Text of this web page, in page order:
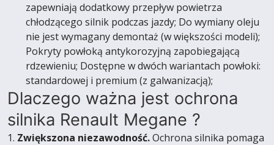
zapewniają dodatkowy przepływ powietrza
chłodzącego silnik podczas jazdy; Do wymiany oleju
nie jest wymagany demontaż (w większości modeli);
Pokryty powłoką antykorozyjną zapobiegającą
rdzewieniu; Dostępne w dwóch wariantach powłoki:
standardowej i premium (z galwanizacją);
Dlaczego ważna jest ochrona
silnika Renault Megane ?
1. Zwiększona niezawodność.Ochrona silnika pomaga